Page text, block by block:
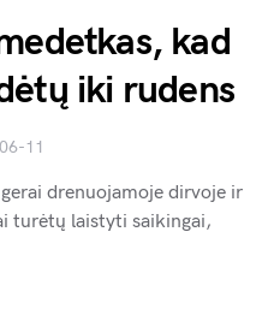
kad
iki rudens
11
drenuojamoje dirvoje ir
turėtų laistyti saikingai,